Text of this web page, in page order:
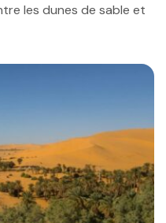
les dunes de sable et